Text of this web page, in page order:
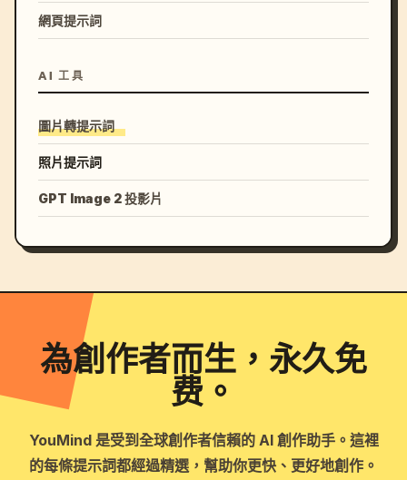
網頁提示詞
AI 工具
圖片轉提示詞
照片提示詞
GPT Image 2 投影片
為創作者而生，永久免
费。
YouMind 是受到全球創作者信賴的 AI 創作助手。這裡
的每條提示詞都經過精選，幫助你更快、更好地創作。